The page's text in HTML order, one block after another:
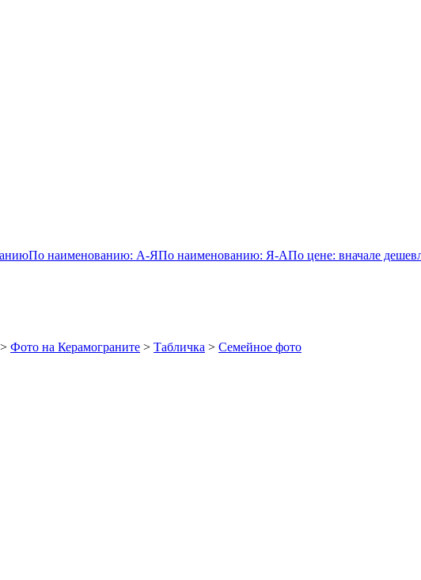
По наименованию: А-ЯПо наименованию: Я-АПо цене: вначале
> Фото на Керамограните > Табличка > Семейное фото